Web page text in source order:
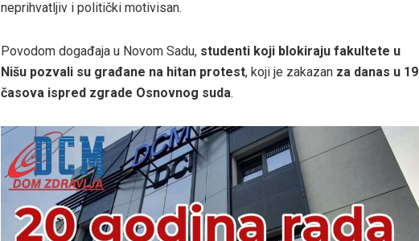
neprihvatljiv i politički motivisan.
Povodom događaja u Novom Sadu, studenti koji blokiraju fakultete u
Nišu pozvali su građane na hitan protest, koji je zakazan za danas u 19
časova ispred zgrade Osnovnog suda.